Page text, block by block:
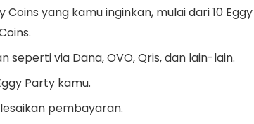
Coins yang kamu inginkan, mulai dari 10 Eggy
seperti via Dana, OVO, Qris, dan lain-lain.
Party kamu.
pembayaran.